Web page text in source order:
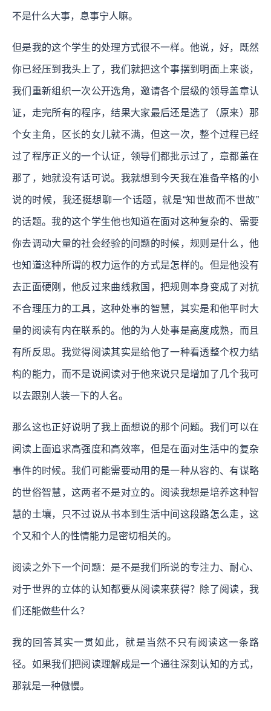
不是什么大事，息事宁人嘛。
但是我的这个学生的处理方式很不一样。他说，好，既然
你已经压到我头上了，我们就把这个事摆到明面上来谈，
我们重新组织一次公开选角，邀请各个层级的领导盖章认
证，走完所有的程序，结果大家最后还是选了（原来）那
个女主角，区长的女儿就不满，但这一次，整个过程已经
过了程序正义的一个认证，领导们都批示过了，章都盖在
那了，她就没有话可说。我就想到今天我在准备辛格的小
说的时候，我还挺想聊一个话题，就是“知世故而不世故”
的话题。我的这个学生他也知道在面对这种复杂的、需要
你去调动大量的社会经验的问题的时候，规则是什么，他
也知道这种所谓的权力运作的方式是怎样的。但是他没有
去正面硬刚，他反过来曲线救国，把规则本身变成了对抗
不合理压力的工具，这种处事的智慧，其实是和他平时大
量的阅读有内在联系的。他的为人处事是高度成熟，而且
有所反思。我觉得阅读其实是给他了一种看透整个权力结
构的能力，而不是说阅读对于他来说只是增加了几个我可
以去跟别人装一下的人名。
那么这也正好说明了我上面想说的那个问题。我们可以在
阅读上面追求高强度和高效率，但是在面对生活中的复杂
事件的时候。我们可能需要动用的是一种从容的、有谋略
的世俗智慧，这两者不是对立的。阅读我想是培养这种智
慧的土壤，只不过说从书本到生活中间这段路怎么走，这
个又和个人的性情能力是密切相关的。
阅读之外下一个问题：是不是我们所说的专注力、耐心、
对于世界的立体的认知都要从阅读来获得？除了阅读，我
们还能做些什么？
我的回答其实一贯如此，就是当然不只有阅读这一条路
径。如果我们把阅读理解成是一个通往深刻认知的方式，
那就是一种傲慢。